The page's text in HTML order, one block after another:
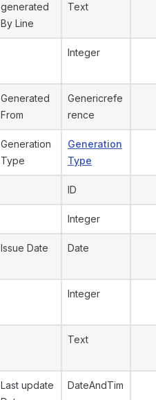
generated
By Line
Text
Integer
Generated
From
Genericrefe
rence
Generation
Type
Generation
Type
ID
Integer
Issue Date Date
Integer
Text
Last update
DateAndTim